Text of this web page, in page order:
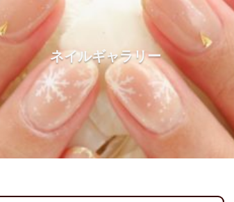
ネイルギャラリー